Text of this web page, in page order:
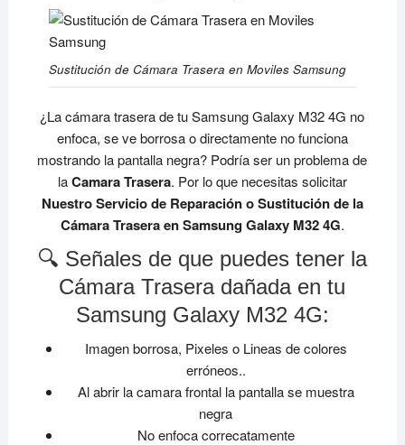
Sustitución de Cámara Trasera en Moviles Samsung
¿La cámara trasera de tu Samsung Galaxy M32 4G no
enfoca, se ve borrosa o directamente no funciona
mostrando la pantalla negra? Podría ser un problema de
laCamara Trasera. Por lo que necesitas solicitar
Nuestro Servicio de Reparación o Sustitución de la
Cámara Trasera en Samsung Galaxy M32 4G.
🔍 Señales de que puedes tener la
Cámara Trasera dañada en tu
Samsung Galaxy M32 4G:
Imagen borrosa, Pixeles o Lineas de colores
erróneos..
Al abrir la camara frontal la pantalla se muestra
negra
No enfoca correcatamente